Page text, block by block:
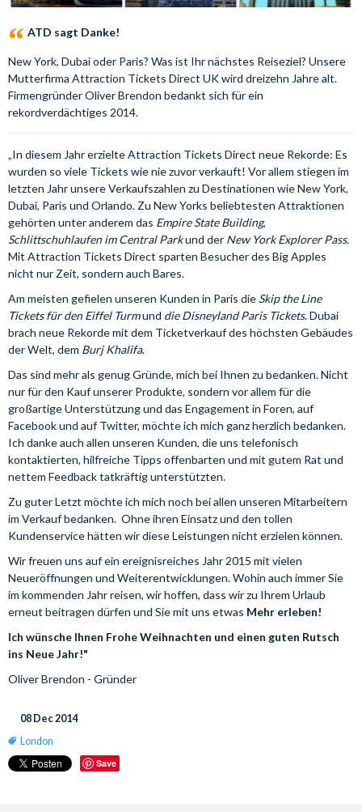
ATD sagt Danke!
New York, Dubai oder Paris? Was ist Ihr nächstes Reiseziel? Unsere
Mutterfirma Attraction Tickets Direct UK wird dreizehn Jahre alt.
Firmengründer Oliver Brendon bedankt sich für ein
rekordverdächtiges 2014.
„In diesem Jahr erzielte Attraction Tickets Direct neue Rekorde: Es
wurden so viele Tickets wie nie zuvor verkauft! Vor allem stiegen im
letzten Jahr unsere Verkaufszahlen zu Destinationen wie New York,
Dubai, Paris und Orlando. Zu New Yorks beliebtesten Attraktionen
gehörten unter anderem das Empire State Building,
Schlittschuhlaufen im Central Parkund der New York Explorer Pass.
Mit Attraction Tickets Direct sparten Besucher des Big Apples
nicht nur Zeit, sondern auch Bares.
Am meisten gefielen unseren Kunden in Paris die Skip the Line
Tickets für den Eiffel Turmund die Disneyland Paris Tickets. Dubai
brach neue Rekorde mit dem Ticketverkauf des höchsten Gebäudes
der Welt, dem Burj Khalifa.
Das sind mehr als genug Gründe, mich bei Ihnen zu bedanken. Nicht
nur für den Kauf unserer Produkte, sondern vor allem für die
großartige Unterstützung und das Engagement in Foren, auf
Facebook und auf Twitter, möchte ich mich ganz herzlich bedanken.
Ich danke auch allen unseren Kunden, die uns telefonisch
kontaktierten, hilfreiche Tipps offenbarten und mit gutem Rat und
nettem Feedback tatkräftig unterstützten.
Zu guter Letzt möchte ich mich noch bei allen unseren Mitarbeitern
im Verkauf bedanken. Ohne ihren Einsatz und den tollen
Kundenservice hätten wir diese Leistungen nicht erzielen können.
Wir freuen uns auf ein ereignisreiches Jahr 2015 mit vielen
Neueröffnungen und Weiterentwicklungen. Wohin auch immer Sie
im kommenden Jahr reisen, wir hoffen, dass wir zu Ihrem Urlaub
erneut beitragen dürfen und Sie mit uns etwas Mehr erleben!
Ich wünsche Ihnen Frohe Weihnachten und einen guten Rutsch
ins Neue Jahr!"
Oliver Brendon - Gründer
08 Dec 2014
London
Save